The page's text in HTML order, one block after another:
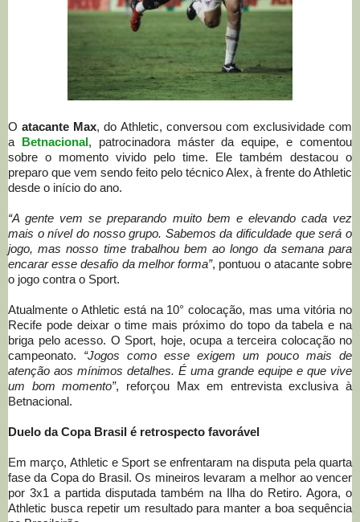
Oatacante Max, do Athletic, conversou com exclusividade com
a
Betnacional , patrocinadora máster da equipe, e comentou
sobre o momento vivido pelo time. Ele também destacou o
preparo que vem sendo feito pelo técnico Alex, à frente do Athletic
desde o início do ano.
“A gente vem se preparando muito bem e elevando cada vez
mais o nível do nosso grupo. Sabemos da dificuldade que será o
jogo, mas nosso time trabalhou bem ao longo da semana para
encarar esse desafio da melhor forma”, pontuou o atacante sobre
o jogo contra o Sport.
Atualmente o Athletic está na 10° colocação, mas uma vitória no
Recife pode deixar o time mais próximo do topo da tabela e na
briga pelo acesso. O Sport, hoje, ocupa a terceira colocação no
campeonato. “Jogos como esse exigem um pouco mais de
atenção aos mínimos detalhes. É uma grande equipe e que vive
um bom momento”, reforçou Max em entrevista exclusiva à
Betnacional.
Duelo da Copa Brasil é retrospecto favorável
Em março, Athletic e Sport se enfrentaram na disputa pela quarta
fase da Copa do Brasil. Os mineiros levaram a melhor ao vencer
por 3x1 a partida disputada também na Ilha do Retiro. Agora, o
Athletic busca repetir um resultado para manter a boa sequência